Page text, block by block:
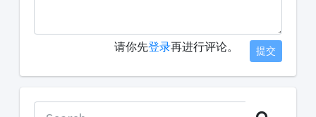
请你先登录再进行评论。 提交